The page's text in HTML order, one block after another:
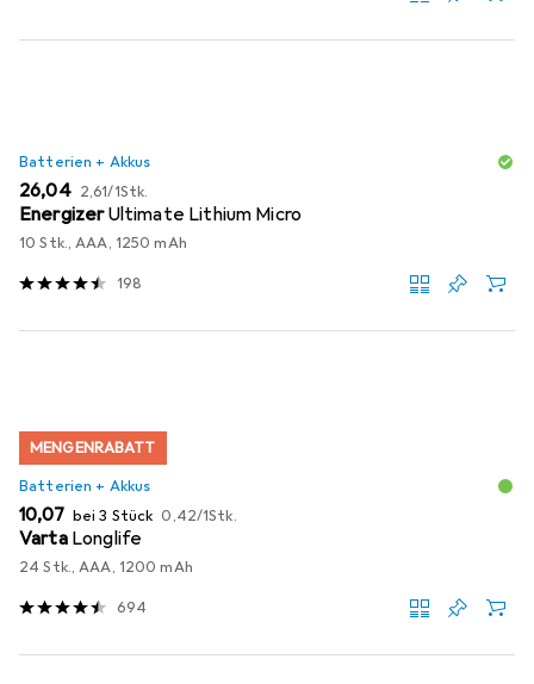
Batterien + Akkus
EUR
26,04 EUR
2,61/1Stk.
EnergizerUltimate Lithium Micro
10 Stk., AAA, 1250 mAh
198
MENGENRABATT
Batterien + Akkus
EUR
10,07 bei 3 Stück EUR
0,42/1Stk.
Varta Longlife
24 Stk., AAA, 1200 mAh
694